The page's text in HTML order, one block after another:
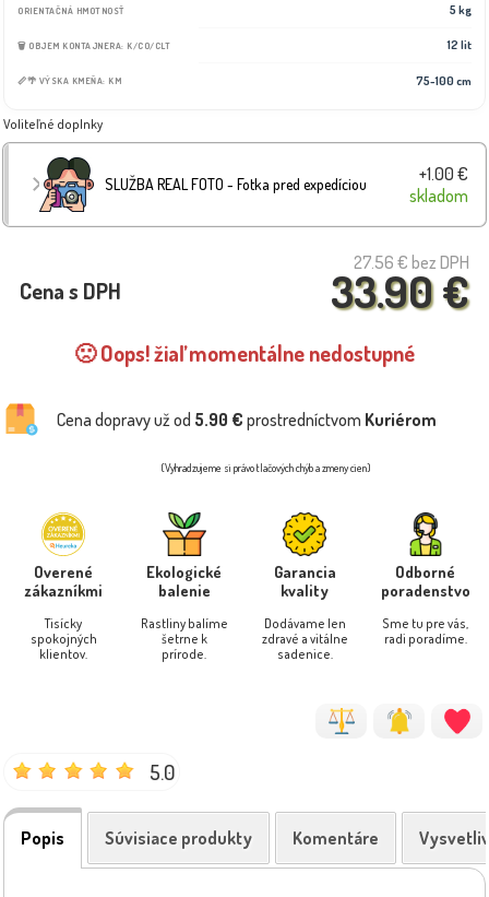
ORIENTAČNÁ HMOTNOSŤ 5 kg
🗑️ OBJEM KONTAJNERA: K/CO/CLT 12 lit
📏🌴 VÝSKA KMEŇA: KM 75-100 cm
Voliteľné doplnky
SLUŽBA REAL FOTO - Fotka pred expedíciou
+1.00 €
skladom
27.56 € bez DPH
33.90 €
Cena s DPH
🙁 Oops! žiaľ momentálne nedostupné
Cena dopravy už od 5.90 € prostredníctvom Kuriérom
(Vyhradzujeme si právo tlačových chýb a zmeny cien)
Overené
zákazníkmi
Tisícky
spokojných
klientov.
Ekologické
balenie
Rastliny balíme
šetrne k
prírode.
Garancia
kvality
Dodávame len
zdravé a vitálne
sadenice.
Odborné
poradenstvo
Sme tu pre vás,
radi poradíme.
5.0
Popis Súvisiace produkty Komentáre